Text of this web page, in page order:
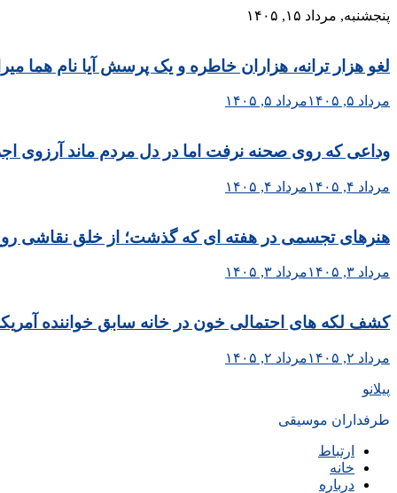
Skip
پنجشنبه, مرداد ۱۵, ۱۴۰۵
لغو هزار ترانه، هزاران خاطره و یک پرسش آیا نام هما
مرداد ۵, ۱۴۰۵ مرداد ۵, ۱۴۰۵
وداعی که روی صحنه نرفت اما در دل مردم ماند آرزوی
مرداد ۴, ۱۴۰۵ مرداد ۴, ۱۴۰۵
هنرهای تجسمی در هفته ای که گذشت؛ از خلق نقاشی روح
مرداد ۳, ۱۴۰۵ مرداد ۳, ۱۴۰۵
کشف لکه های احتمالی خون در خانه سابق خواننده
مرداد ۲, ۱۴۰۵ مرداد ۲, ۱۴۰۵
پیلانو
طرفداران موسیقی
ارتباط
خانه
درباره